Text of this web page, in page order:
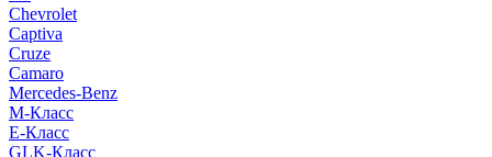
Chevrolet
Captiva
Cruze
Camaro
Mercedes-Benz
M-Класс
E-Класс
GLK-Класс